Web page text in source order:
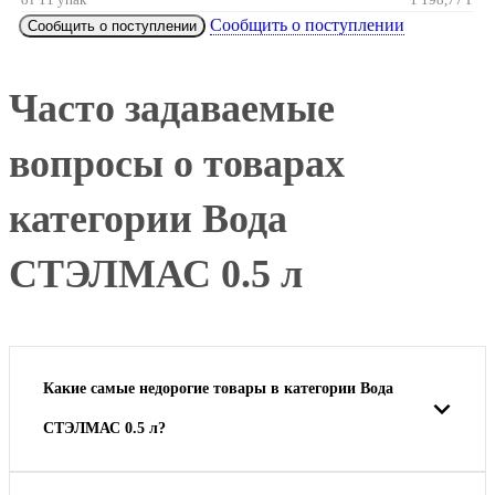
Сообщить о поступлении
Сообщить о поступлении
Часто задаваемые
вопросы о товарах
категории Вода
СТЭЛМАС 0.5 л
Какие самые недорогие товары в категории Вода
СТЭЛМАС 0.5 л?